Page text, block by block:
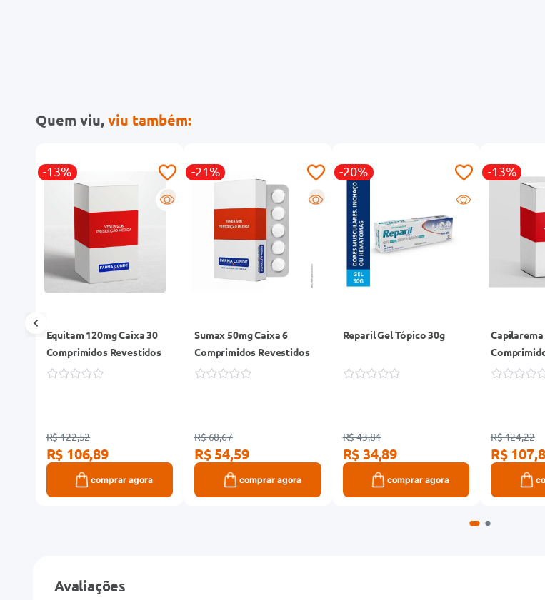
Quem viu,viu também:
-13%
R
Equitam 120mg Caixa 30
Comprimidos Revestidos
R$ 122,52
R$ 106,89
comprar agora
-21%
R
Sumax 50mg Caixa 6
Comprimidos Revestidos
R$ 68,67
R$ 54,59
comprar agora
-20%
Reparil Gel Tópico 30g
R$ 43,81
R$ 34,89
comprar agora
-13%
Capilarema
R$ 124,22
R$
Avaliações